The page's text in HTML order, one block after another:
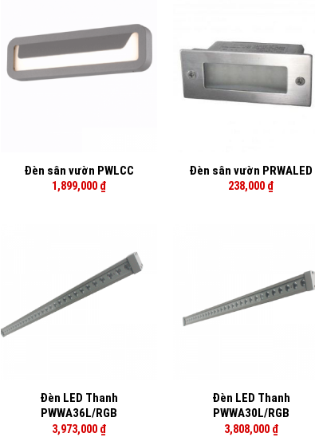
Đèn sân vườn PWLCC
1,899,000 ₫
Đèn sân vườn PRWALED
238,000 ₫
Đèn LED Thanh
PWWA36L/RGB
3,973,000 ₫
Đèn LED Thanh
PWWA30L/RGB
3,808,000 ₫